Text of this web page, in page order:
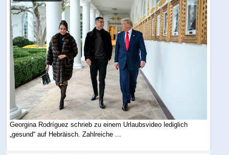
Georgina Rodríguez schrieb zu einem Urlaubsvideo lediglich
„gesund“ auf Hebräisch. Zahlreiche ...